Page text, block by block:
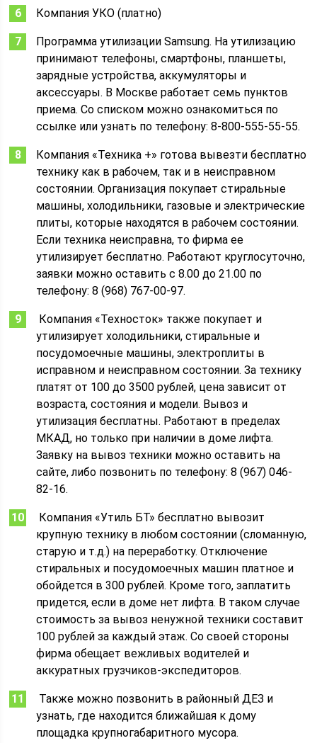
Компания УКО (платно)
Программа утилизации Samsung. На утилизацию
принимают телефоны, смартфоны, планшеты,
зарядные устройства, аккумуляторы и
аксессуары. В Москве работает семь пунктов
приема. Со списком можно ознакомиться по
ссылке или узнать по телефону: 8-800-555-55-55.
Компания «Техника +» готова вывезти бесплатно
технику как в рабочем, так и в неисправном
состоянии. Организация покупает стиральные
машины, холодильники, газовые и электрические
плиты, которые находятся в рабочем состоянии.
Если техника неисправна, то фирма ее
утилизирует бесплатно. Работают круглосуточно,
заявки можно оставить с 8.00 до 21.00 по
телефону: 8 (968) 767-00-97.
Компания «Техносток» также покупает и
утилизирует холодильники, стиральные и
посудомоечные машины, электроплиты в
исправном и неисправном состоянии. За технику
платят от 100 до 3500 рублей, цена зависит от
возраста, состояния и модели. Вывоз и
утилизация бесплатны. Работают в пределах
МКАД, но только при наличии в доме лифта.
Заявку на вывоз техники можно оставить на
сайте, либо позвонить по телефону: 8 (967) 046-
82-16.
Компания «Утиль БТ» бесплатно вывозит
крупную технику в любом состоянии (сломанную,
старую и т.д.) на переработку. Отключение
стиральных и посудомоечных машин платное и
обойдется в 300 рублей. Кроме того, заплатить
придется, если в доме нет лифта. В таком случае
стоимость за вывоз ненужной техники составит
100 рублей за каждый этаж. Со своей стороны
фирма обещает вежливых водителей и
аккуратных грузчиков-экспедиторов.
Также можно позвонить в районный ДЕЗ и
узнать, где находится ближайшая к дому
площадка крупногабаритного мусора.